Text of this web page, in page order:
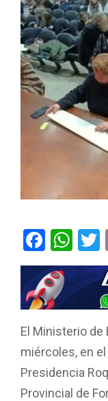
F
a
ce
b
o
o
k
W
h
at
s
A
p
p
El Ministerio de
miércoles, en
Presidencia
Provincial de